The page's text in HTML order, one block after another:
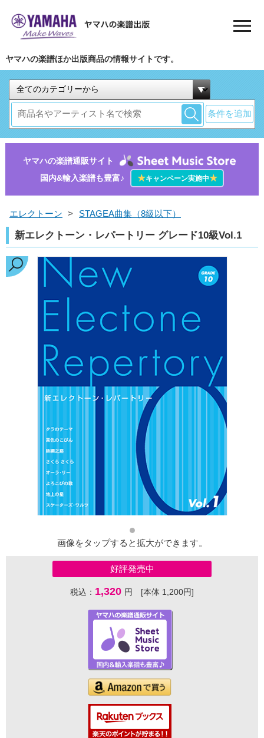
ヤマハの楽譜ほか出版商品の情報サイトです。
条件を追加
ヤマハの楽譜通販サイト
国内&輸入楽譜も豊富♪
★キャンペーン実施中★
エレクトーン > STAGEA曲集（8級以下）
新エレクトーン・レパートリー グレード10級Vol.1
画像をタップすると拡大ができます。
好評発売中
税込： 1,320 円 [本体 1,200円]